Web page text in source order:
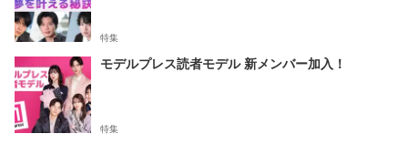
特集
モデルプレス読者モデル 新メンバー加入！
特集